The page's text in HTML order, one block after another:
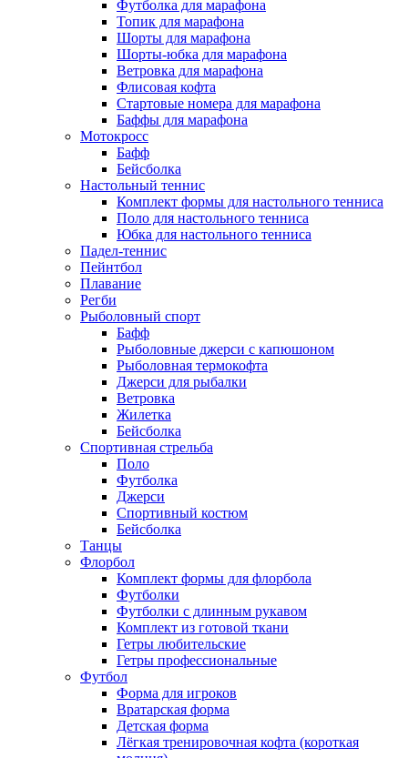
Футболка для марафона
Топик для марафона
Шорты для марафона
Шорты-юбка для марафона
Ветровка для марафона
Флисовая кофта
Стартовые номера для марафона
Баффы для марафона
Мотокросс
Бафф
Бейсболка
Настольный теннис
Комплект формы для настольного тенниса
Поло для настольного тенниса
Юбка для настольного тенниса
Падел-теннис
Пейнтбол
Плавание
Регби
Рыболовный спорт
Бафф
Рыболовные джерси с капюшоном
Рыболовная термокофта
Джерси для рыбалки
Ветровка
Жилетка
Бейсболка
Спортивная стрельба
Поло
Футболка
Джерси
Спортивный костюм
Бейсболка
Танцы
Флорбол
Комплект формы для флорбола
Футболки
Футболки с длинным рукавом
Комплект из готовой ткани
Гетры любительские
Гетры профессиональные
Футбол
Форма для игроков
Вратарская форма
Детская форма
Лёгкая тренировочная кофта (короткая